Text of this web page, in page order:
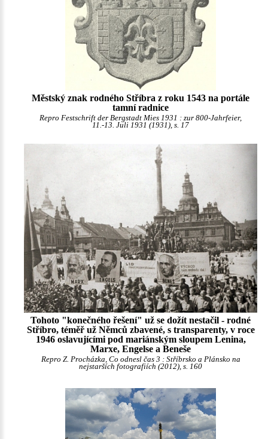
Městský znak rodného Stříbra z roku 1543 na portále
tamní radnice
Repro Festschrift der Bergstadt Mies 1931 : zur 800-Jahrfeier,
11.-13. Juli 1931 (1931), s. 17
Tohoto "konečného řešení" už se dožít nestačil - rodné
Stříbro, téměř už Němců zbavené, s transparenty, v roce
1946 oslavujícími pod mariánským sloupem Lenina,
Marxe, Engelse a Beneše
Repro Z. Procházka, Co odnesl čas 3 : Stříbrsko a Plánsko na
nejstarších fotografiích (2012), s. 160